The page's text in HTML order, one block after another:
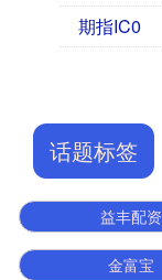
期指IC0
话题标签
益丰配资
金富宝